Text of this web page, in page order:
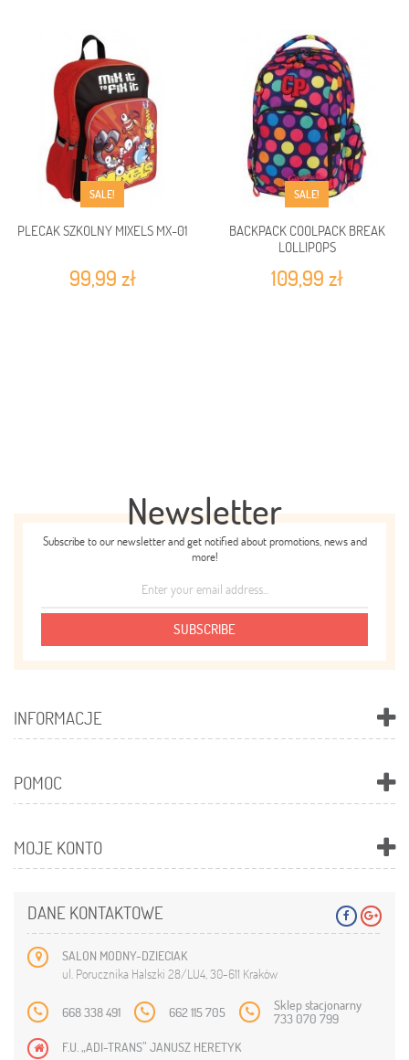
SALE!
PLECAK SZKOLNY MIXELS MX-01
99,99 zł
SALE!
BACKPACK COOLPACK BREAK
LOLLIPOPS
109,99 zł
Newsletter
Subscribe to our newsletter and get notified about promotions, news and
more!
SUBSCRIBE
INFORMACJE
POMOC
MOJE KONTO
DANE KONTAKTOWE
SALON MODNY-DZIECIAK
ul. Porucznika Halszki 28/LU4, 30-611 Kraków
668 338 491 662 115 705 Sklep stacjonarny
733 070 799
F.U. „ADI-TRANS” JANUSZ HERETYK